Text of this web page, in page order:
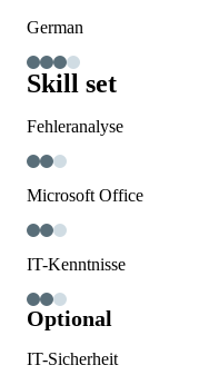
German
Skill set
Fehleranalyse
Microsoft Office
IT-Kenntnisse
Optional
IT-Sicherheit